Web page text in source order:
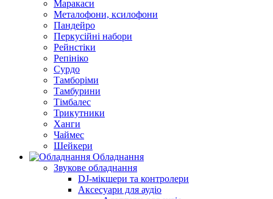
Маракаси
Металофони, ксилофони
Пандейро
Перкусійні набори
Рейнстіки
Репініко
Сурдо
Тамборіми
Тамбурини
Тімбалес
Трикутники
Ханги
Чаймес
Шейкери
Обладнання
Звукове обладнання
DJ-мікшери та контролери
Аксесуари для аудіо